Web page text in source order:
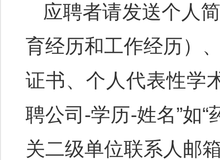
应聘者请发送个人
育经历和工作经历）
证书、个人代表性学
聘公司-学历-姓名”如“
关二级单位联系人邮